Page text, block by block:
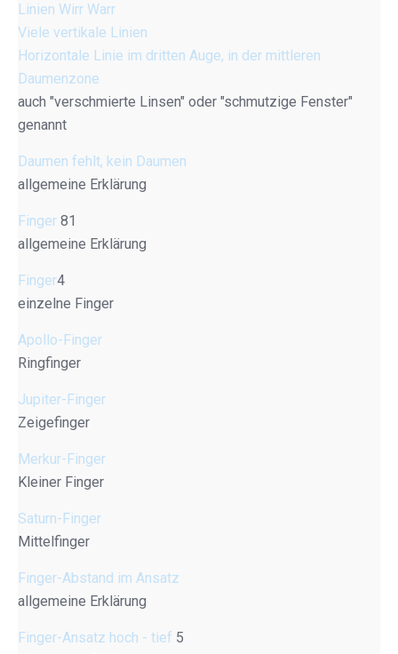
Linien Wirr Warr
Viele vertikale Linien
Horizontale Linie im dritten Auge, in der mittleren
Daumenzone
auch "verschmierte Linsen" oder "schmutzige Fenster"
genannt
Daumen fehlt, kein Daumen
allgemeine Erklärung
Finger 81
allgemeine Erklärung
Finger4
einzelne Finger
Apollo-Finger
Ringfinger
Jupiter-Finger
Zeigefinger
Merkur-Finger
Kleiner Finger
Saturn-Finger
Mittelfinger
Finger-Abstand im Ansatz
allgemeine Erklärung
Finger-Ansatz hoch - tief 5